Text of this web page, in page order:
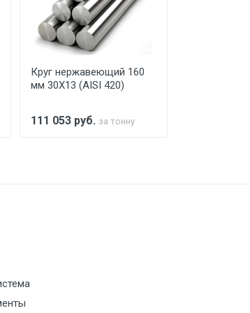
автомобиля
Круг нержавеющий 160
мм 30Х13 (AISI 420)
111 053 руб. за тонну